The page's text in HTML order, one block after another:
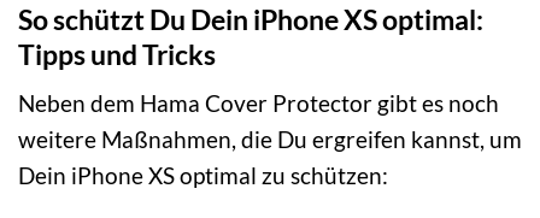
So schützt Du Dein iPhone XS optimal:
Tipps und Tricks
Neben dem Hama Cover Protector gibt es noch
weitere Maßnahmen, die Du ergreifen kannst, um
Dein iPhone XS optimal zu schützen: